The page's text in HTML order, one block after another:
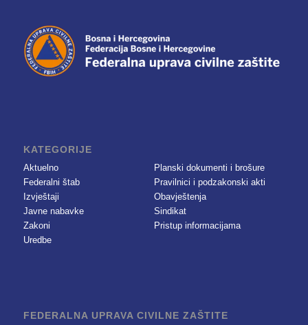
KATEGORIJE
Aktuelno
Federalni štab
Izvještaji
Javne nabavke
Zakoni
Uredbe
Planski dokumenti i brošure
Pravilnici i podzakonski akti
Obavještenja
Sindikat
Pristup informacijama
FEDERALNA UPRAVA CIVILNE ZAŠTITE